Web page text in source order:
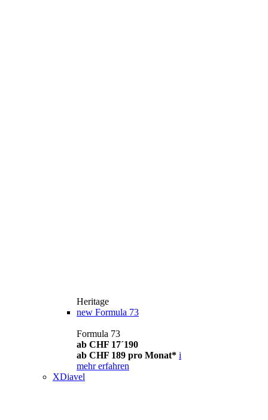
Heritage
new Formula 73
Formula 73
ab CHF 17´190
ab CHF 189 pro Monat* i
mehr erfahren
XDiavel